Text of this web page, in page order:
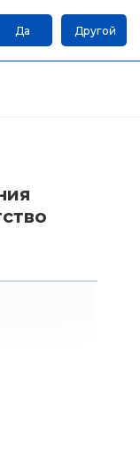
Да Другой